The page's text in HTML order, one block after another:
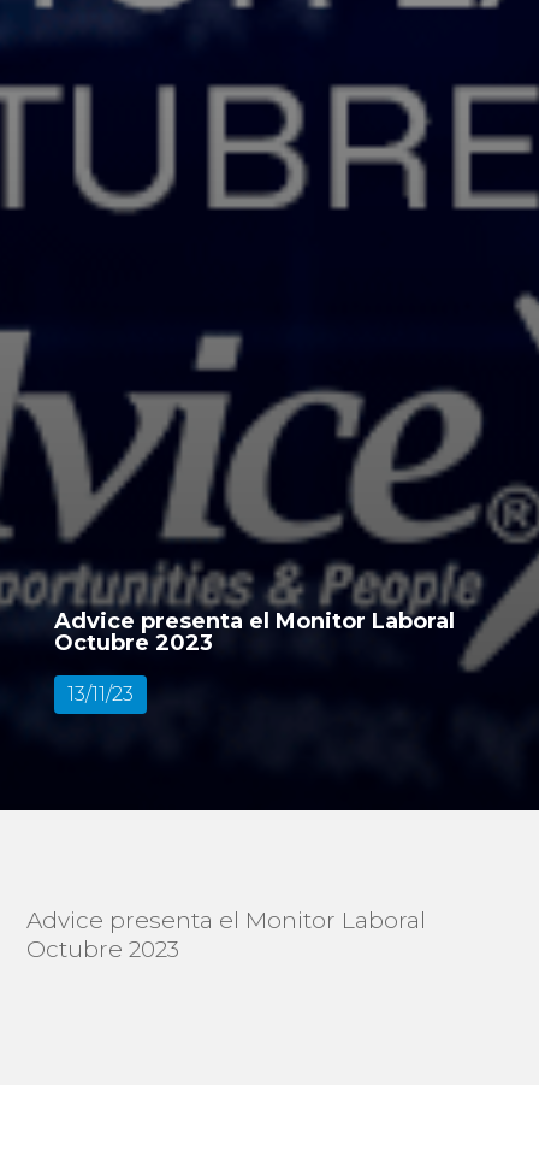
Advice presenta el Monitor Laboral
Octubre 2023
13/11/23
Advice presenta el Monitor Laboral
Octubre 2023